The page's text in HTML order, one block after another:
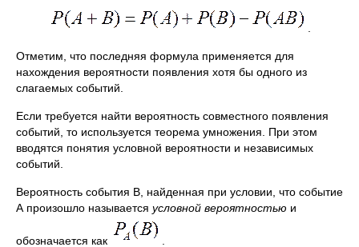
Отметим, что последняя формула применяется для
нахождения вероятности появления хотя бы одного из
слагаемых событий.
Если требуется найти вероятность совместного появления
событий, то используется теорема умножения. При этом
вводятся понятия условной вероятности и независимых
событий.
Вероятность события В, найденная при условии, что событие
А произошло называется условной вероятностью и
обозначается как